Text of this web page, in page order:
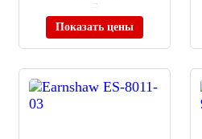
Показать цены